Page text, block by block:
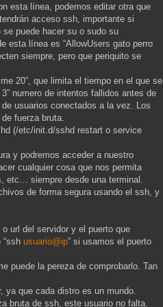
esta línea, podemos editar otra que
acceso ssh, importante si
puede hacer su o sudo su
esta línea es “AllowUsers gato perro
siempre, pero que periquito se
20”, que limita el tiempo en el que se
numero de intentos fallidos antes de
usuarios conectados a la vez. Los
fuerza bruta.
(/etc/init.d/sshd restart o service
y podremos acceder a nuestro
cualquier cosa que nos permita
etc… siempre desde una terminal.
de forma segura usando el ssh, y
url del servidor y el puerto que
usuario@ip” si usamos el puerto
puede la pereza de comprobarlo. Tan
que cada distro es un mundo.
bruta de ssh, este usuario no falta.